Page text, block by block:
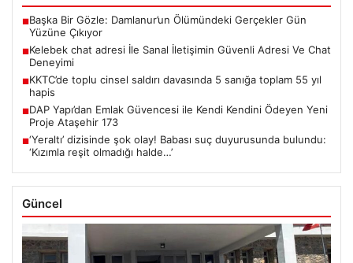
■Başka Bir Gözle: Damlanur’un Ölümündeki Gerçekler Gün
Yüzüne Çıkıyor
■Kelebek chat adresi İle Sanal İletişimin Güvenli Adresi Ve Chat
Deneyimi
■KKTC’de toplu cinsel saldırı davasında 5 sanığa toplam 55 yıl
hapis
■DAP Yapı’dan Emlak Güvencesi ile Kendi Kendini Ödeyen Yeni
Proje Ataşehir 173
■‘Yeraltı’ dizisinde şok olay! Babası suç duyurusunda bulundu:
‘Kızımla reşit olmadığı halde…’
Güncel